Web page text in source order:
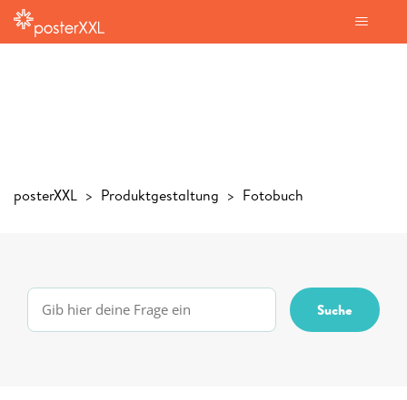
posterXXL Produktgestaltung Fotobuch